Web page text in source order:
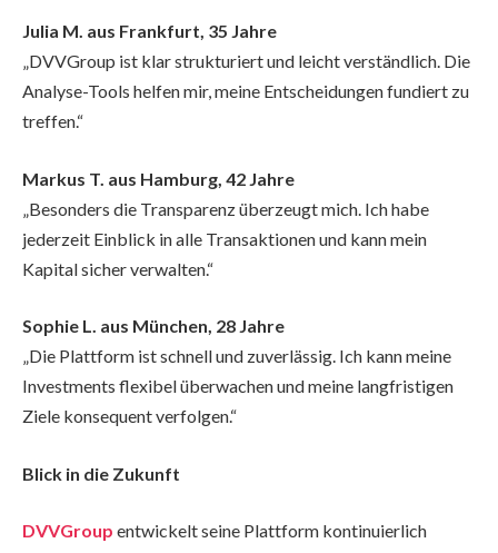
Julia M. aus Frankfurt, 35 Jahre
„DVVGroup ist klar strukturiert und leicht verständlich. Die
Analyse-Tools helfen mir, meine Entscheidungen fundiert zu
treffen.“
Markus T. aus Hamburg, 42 Jahre
„Besonders die Transparenz überzeugt mich. Ich habe
jederzeit Einblick in alle Transaktionen und kann mein
Kapital sicher verwalten.“
Sophie L. aus München, 28 Jahre
„Die Plattform ist schnell und zuverlässig. Ich kann meine
Investments flexibel überwachen und meine langfristigen
Ziele konsequent verfolgen.“
Blick in die Zukunft
DVVGroup entwickelt seine Plattform kontinuierlich